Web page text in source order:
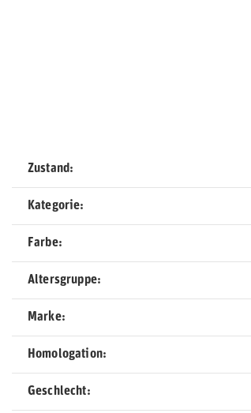
Zustand
Kategorie
Farbe
Altersgruppe
Marke
Homologation
Geschlecht